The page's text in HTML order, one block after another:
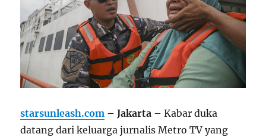
starsunleash.com –Jakarta – Kabar duka
datang dari keluarga jurnalis Metro TV yang